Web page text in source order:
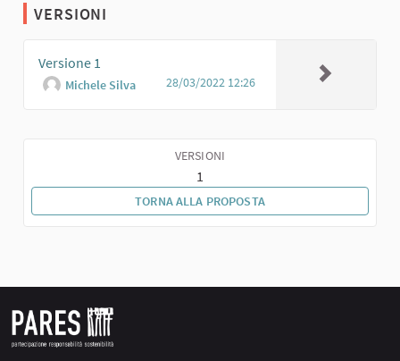
VERSIONI
Versione 1
Michele Silva 28/03/2022 12:26
VERSIONI
1
TORNA ALLA PROPOSTA